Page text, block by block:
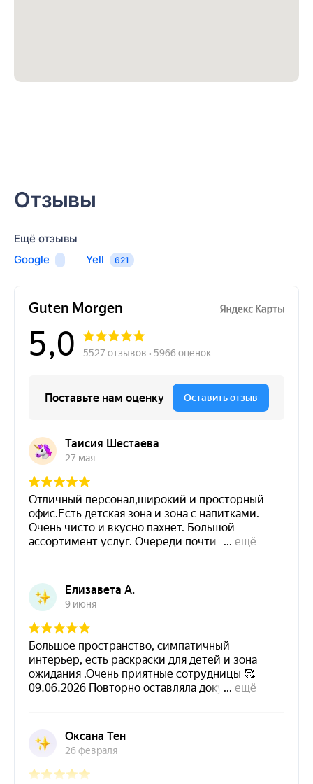
Санкт-Петербург
ул. Восстания 4
пр. Римского-Корсакова 39
Санкт-Петербург
Санкт-Петербург
ул. Белы Куна, 16Г
ул. Тарасова, 9
ул. Краснопутиловская, 28/20
Отзывы
Ещё отзывы
Google
Yell 621
Мы свяжемся
Сфера деятельности
Загузить фотографии